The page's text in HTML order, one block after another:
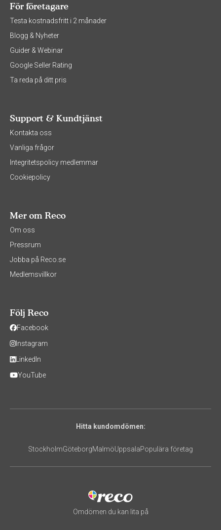
För företagare
Testa kostnadsfritt i 2 månader
Blogg & Nyheter
Guider & Webinar
Google Seller Rating
Ta reda på ditt pris
Support & Kundtjänst
Kontakta oss
Vanliga frågor
Integritetspolicy medlemmar
Cookiepolicy
Mer om Reco
Om oss
Pressrum
Jobba på Reco.se
Medlemsvillkor
Följ Reco
Facebook
Instagram
LinkedIn
YouTube
Hitta kundomdömen:
StockholmGöteborgMalmöUppsalaPopulära företag
Omdömen du kan lita på